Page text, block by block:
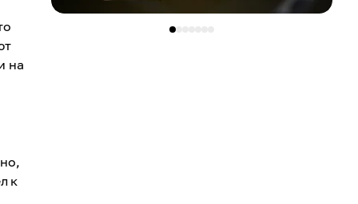
на
к